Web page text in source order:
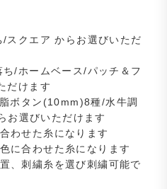
クエア からお選びいただ
/ホームベース/パッチ＆フ
だけます
ボタン(10mm)8種/水牛調
お選びいただけます
わせた糸になります
に合わせた糸になります
、刺繍糸を選び刺繍可能で